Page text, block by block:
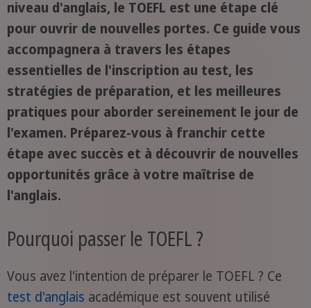
niveau d'anglais, le TOEFL est une étape clé
pour ouvrir de nouvelles portes. Ce guide vous
accompagnera à travers les étapes
essentielles de l'inscription au test, les
stratégies de préparation, et les meilleures
pratiques pour aborder sereinement le jour de
l'examen. Préparez-vous à franchir cette
étape avec succès et à découvrir de nouvelles
opportunités grâce à votre maîtrise de
l'anglais.
Pourquoi passer le TOEFL ?
Vous avez l'intention de préparer le TOEFL ? Ce
test d'anglais académique est souvent utilisé